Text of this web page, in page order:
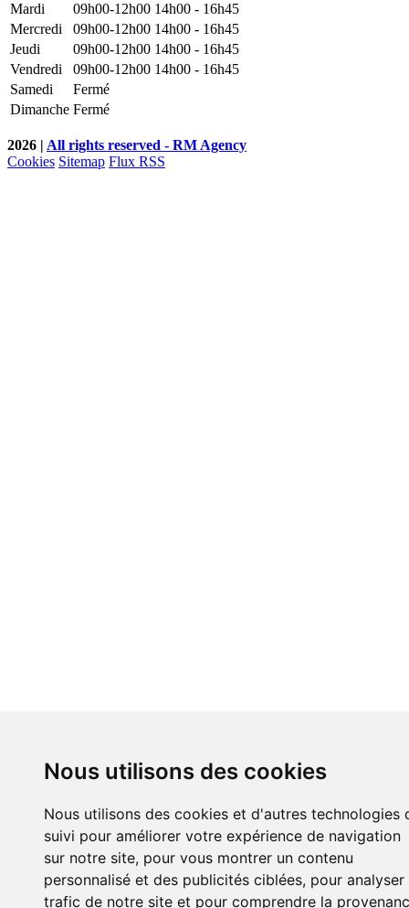
Nous utilisons des cookies
Nous utilisons des cookies et d'autres technologies
suivi pour améliorer votre expérience de navigation
sur notre site, pour vous montrer un contenu
personnalisé et des publicités ciblées, pour analyser
trafic de notre site et pour comprendre la
Mardi
09h00-12h00 14h00 - 16h45
Mercredi
09h00-12h00 14h00 - 16h45
Jeudi
09h00-12h00 14h00 - 16h45
Vendredi
09h00-12h00 14h00 - 16h45
Samedi
Fermé
Dimanche Fermé
2026 | All rights reserved - RM Agency
Cookies Sitemap Flux RSS